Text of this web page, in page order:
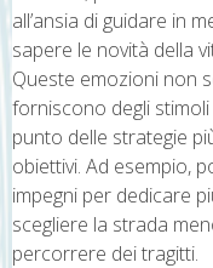
all’ansia di guidare in
sapere le novità della
Queste emozioni non
forniscono degli
punto delle strategie
obiettivi. Ad esempio,
impegni per dedicare
scegliere la strada
percorrere dei tragitti.